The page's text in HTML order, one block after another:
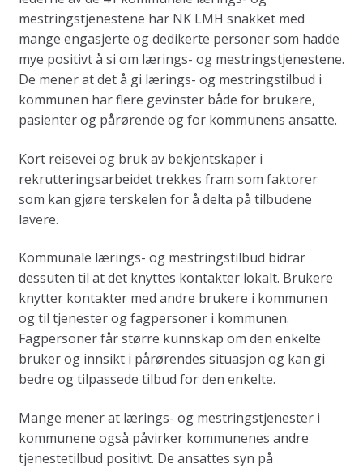
mestringstjenestene har NK LMH snakket med
mange engasjerte og dedikerte personer som hadde
mye positivt å si om lærings- og mestringstjenestene.
De mener at det å gi lærings- og mestringstilbud i
kommunen har flere gevinster både for brukere,
pasienter og pårørende og for kommunens ansatte.
Kort reisevei og bruk av bekjentskaper i
rekrutteringsarbeidet trekkes fram som faktorer
som kan gjøre terskelen for å delta på tilbudene
lavere.
Kommunale lærings- og mestringstilbud bidrar
dessuten til at det knyttes kontakter lokalt. Brukere
knytter kontakter med andre brukere i kommunen
og til tjenester og fagpersoner i kommunen.
Fagpersoner får større kunnskap om den enkelte
bruker og innsikt i pårørendes situasjon og kan gi
bedre og tilpassede tilbud for den enkelte.
Mange mener at lærings- og mestringstjenester i
kommunene også påvirker kommunenes andre
tjenestetilbud positivt. De ansattes syn på